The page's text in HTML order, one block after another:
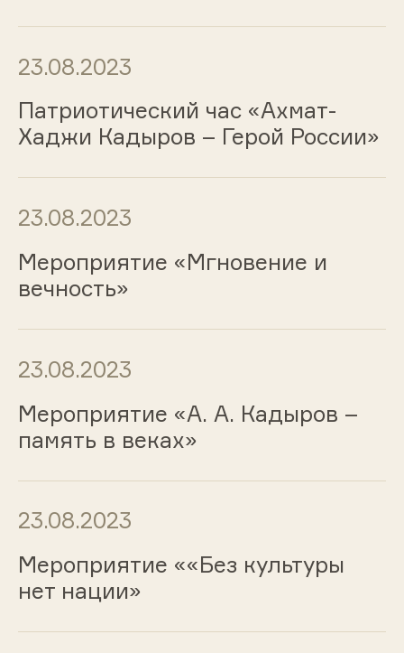
23.08.2023
Патриотический час «Ахмат-
Хаджи Кадыров – Герой России»
23.08.2023
Мероприятие «Мгновение и
вечность»
23.08.2023
Мероприятие «А. А. Кадыров –
память в веках»
23.08.2023
Мероприятие ««Без культуры
нет нации»